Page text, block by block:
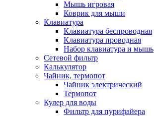
Мышь игровая
Коврик для мыши
Клавиатура
Клавиатура беспроводная
Клавиатура проводная
Набор клавиатура и мышь
Сетевой фильтр
Калькулятор
Чайник, термопот
Чайник электрический
Термопот
Кулер для воды
Фильтр для пурифайера